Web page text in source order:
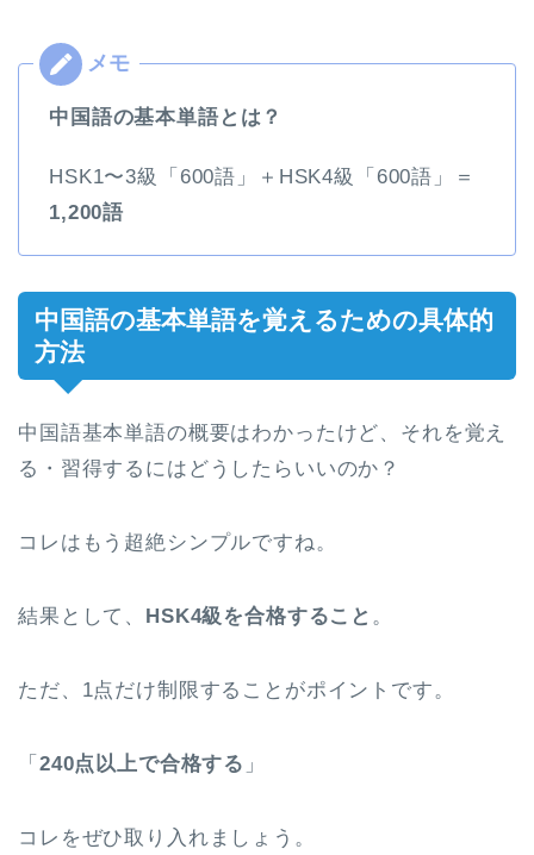
中国語の基本単語とは？
HSK1〜3級「600語」＋HSK4級「600語」＝
1,200語
中国語の基本単語を覚えるための具体的
方法
中国語基本単語の概要はわかったけど、それを覚え
る・習得するにはどうしたらいいのか？
コレはもう超絶シンプルですね。
結果として、 HSK4級を合格すること 。
ただ、1点だけ制限することがポイントです。
「 240点以上で合格する 」
コレをぜひ取り入れましょう。